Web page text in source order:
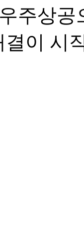
주상
이 시